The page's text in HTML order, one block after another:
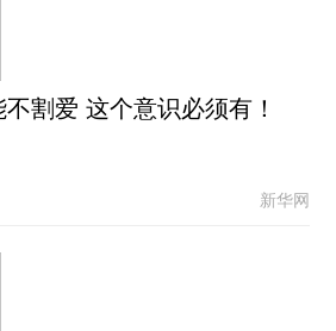
不割爱 这个意识必须有！
新华网